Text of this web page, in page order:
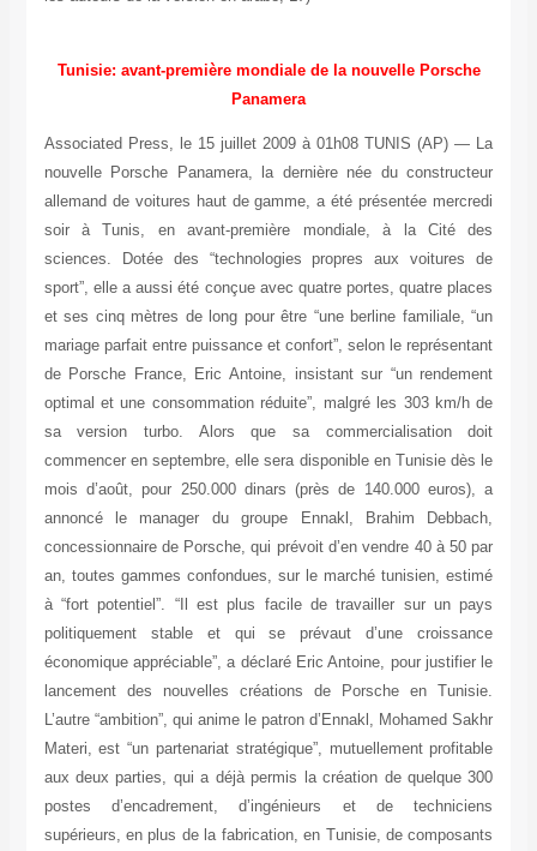
Tunisie: avant-première mondiale de la nouvelle Porsche
Panamera
Associated Press, le 15 juillet 2009 à 01h08 TUNIS (AP) — La
nouvelle Porsche Panamera, la dernière née du constructeur
allemand de voitures haut de gamme, a été présentée mercredi
soir à Tunis, en avant-première mondiale, à la Cité des
sciences. Dotée des “technologies propres aux voitures de
sport”, elle a aussi été conçue avec quatre portes, quatre places
et ses cinq mètres de long pour être “une berline familiale, “un
mariage parfait entre puissance et confort”, selon le représentant
de Porsche France, Eric Antoine, insistant sur “un rendement
optimal et une consommation réduite”, malgré les 303 km/h de
sa version turbo. Alors que sa commercialisation doit
commencer en septembre, elle sera disponible en Tunisie dès le
mois d’août, pour 250.000 dinars (près de 140.000 euros), a
annoncé le manager du groupe Ennakl, Brahim Debbach,
concessionnaire de Porsche, qui prévoit d’en vendre 40 à 50 par
an, toutes gammes confondues, sur le marché tunisien, estimé
à “fort potentiel”. “Il est plus facile de travailler sur un pays
politiquement stable et qui se prévaut d’une croissance
économique appréciable”, a déclaré Eric Antoine, pour justifier le
lancement des nouvelles créations de Porsche en Tunisie.
L’autre “ambition”, qui anime le patron d’Ennakl, Mohamed Sakhr
Materi, est “un partenariat stratégique”, mutuellement profitable
aux deux parties, qui a déjà permis la création de quelque 300
postes d’encadrement, d’ingénieurs et de techniciens
supérieurs, en plus de la fabrication, en Tunisie, de composants